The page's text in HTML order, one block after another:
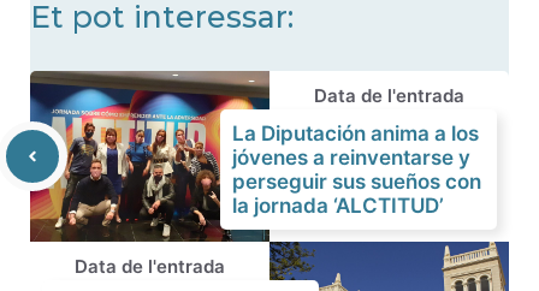
Et pot interessar:
Data de l'entrada
La Diputación anima a los
jóvenes a reinventarse y
perseguir sus sueños con
la jornada ‘ALCTITUD’
Data de l'entrada